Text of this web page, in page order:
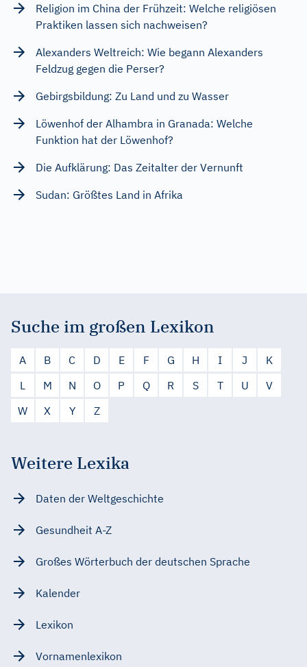
Religion im China der Frühzeit: Welche religiösen
Praktiken lassen sich nachweisen?
Alexanders Weltreich: Wie begann Alexanders
Feldzug gegen die Perser?
Gebirgsbildung: Zu Land und zu Wasser
Löwenhof der Alhambra in Granada: Welche
Funktion hat der Löwenhof?
Die Aufklärung: Das Zeitalter der Vernunft
Sudan: Größtes Land in Afrika
Suche im großen Lexikon
A B C D E F G H I J
K
L
M N O P Q R S T U
V
W
X Y Z
Weitere Lexika
Daten der Weltgeschichte
Gesundheit A-Z
Großes Wörterbuch der deutschen Sprache
Kalender
Lexikon
Vornamenlexikon